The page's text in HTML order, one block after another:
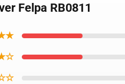
Felpa RB0811